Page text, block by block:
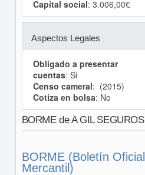
Capital social: 3.006,00€
Aspectos Legales
Obligado a presentar
cuentas: Si
Censo cameral: (2015)
Cotiza en bolsa: No
BORME de A GIL
BORME (Boletín
Mercantil)